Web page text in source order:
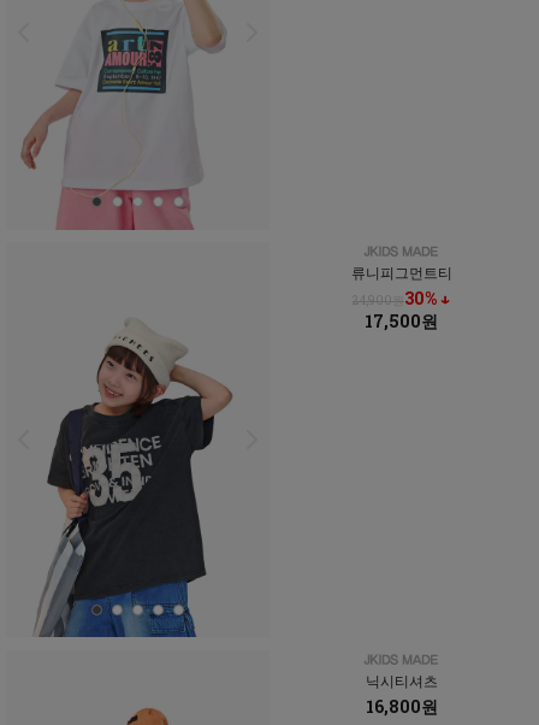
류니피그먼트티
24,900원30% ↓
17,500원
닉시티셔츠
16,800원